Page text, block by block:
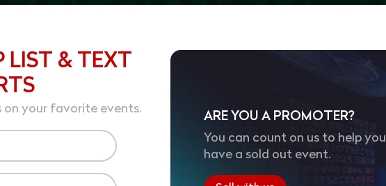
LIST & TEXT
on your favorite events.
ARE YOU A PROMOTER?
You can count on us to help you
have a sold out event.